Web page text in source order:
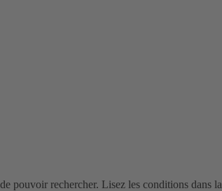
pouvoir rechercher. Lisez les conditions dans la